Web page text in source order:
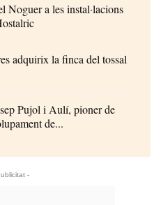
Noguer a les instal·lacions
adquirix la finca del tossal
Pujol i Aulí, pioner de
de...
-